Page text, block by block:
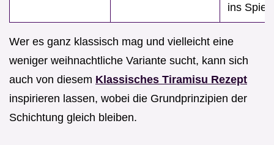
ins Spiel.
Wer es ganz klassisch mag und vielleicht eine
weniger weihnachtliche Variante sucht, kann sich
auch von diesem Klassisches Tiramisu Rezept
inspirieren lassen, wobei die Grundprinzipien der
Schichtung gleich bleiben.